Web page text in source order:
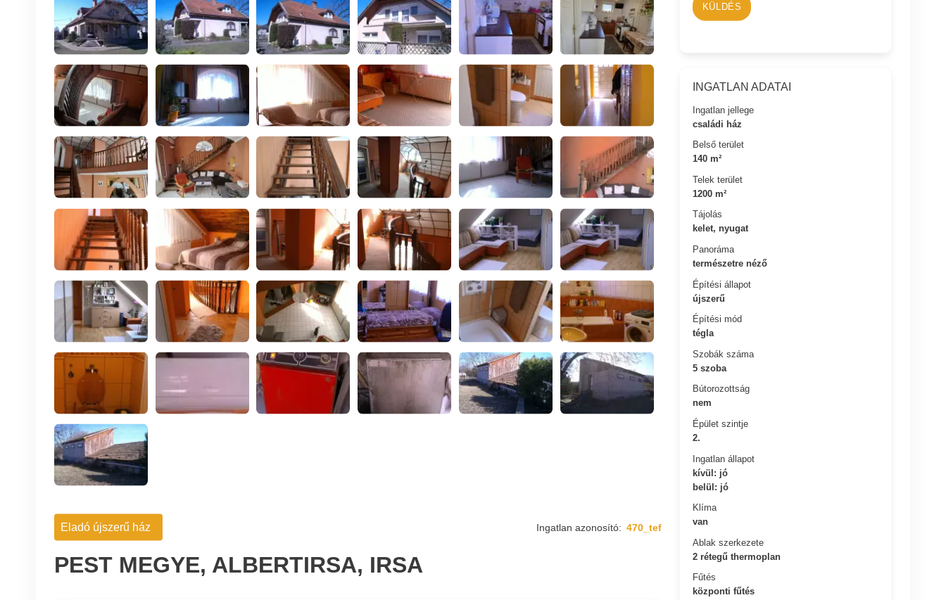
KÜLDÉS
INGATLAN ADATAI
Ingatlan jellege
családi ház
Belső terület
140 m²
Telek terület
1200 m²
Tájolás
kelet, nyugat
Panoráma
természetre néző
Építési állapot
újszerű
Építési mód
tégla
Szobák száma
5 szoba
Bútorozottság
nem
Épület szintje
2.
Ingatlan állapot
kívül: jó
belül: jó
Klíma
van
Ablak szerkezete
2 rétegű thermoplan
Fűtés
központi fűtés
Eladó újszerű ház Ingatlan azonosító: 470_tef
PEST MEGYE, ALBERTIRSA, IRSA